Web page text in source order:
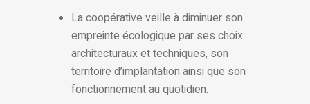
La coopérative veille à diminuer son
empreinte écologique par ses choix
architecturaux et techniques, son
territoire d’implantation ainsi que son
fonctionnement au quotidien.